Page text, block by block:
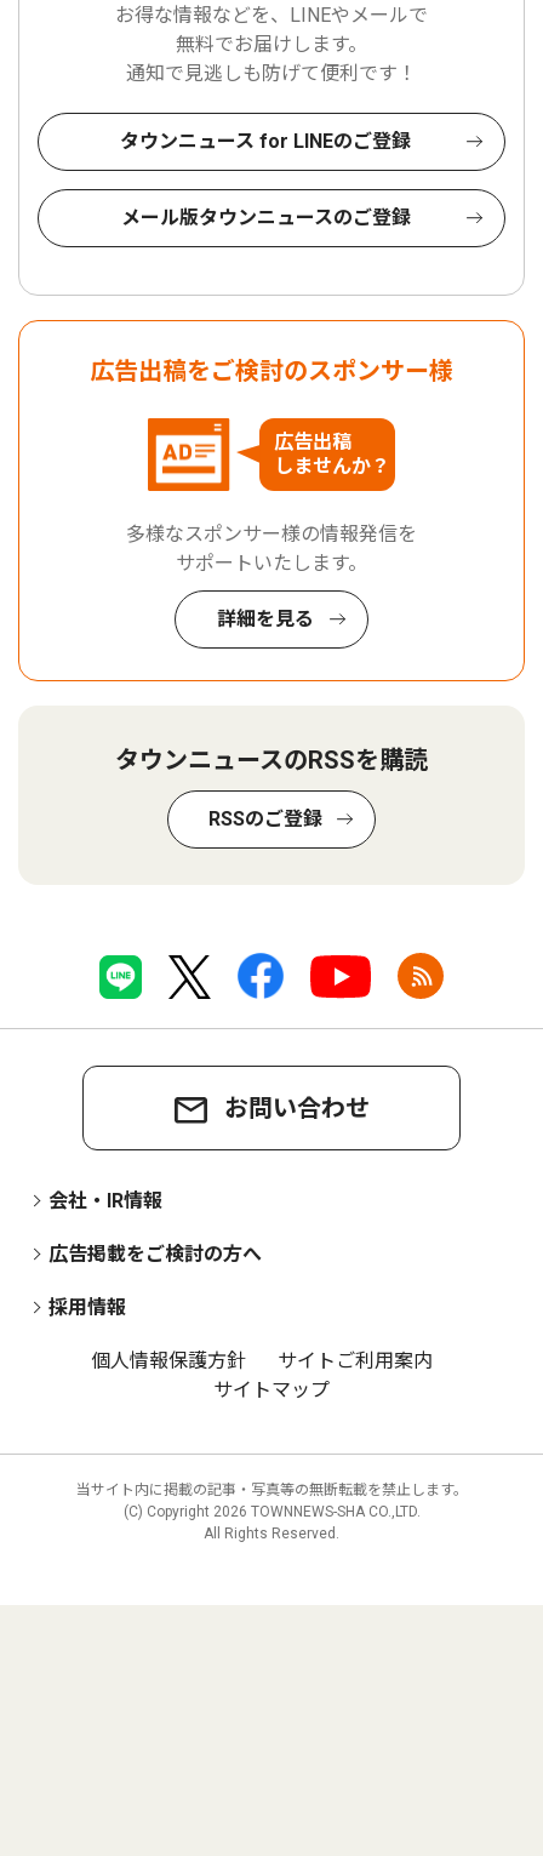
お得な情報などを、LINEやメールで
無料でお届けします。
通知で見逃しも防げて便利です！
タウンニュース for LINEのご登録
メール版タウンニュースのご登録
広告出稿をご検討のスポンサー様
広告出稿
しませんか？
多様なスポンサー様の情報発信を
サポートいたします。
詳細を見る
タウンニュースのRSSを購読
RSSのご登録
お問い合わせ
会社・IR情報
広告掲載をご検討の方へ
採用情報
個人情報保護方針
サイトご利用案内
サイトマップ
当サイト内に掲載の記事・写真等の無断転載を禁止します。
(C) Copyright 2026 TOWNNEWS-SHA CO.,LTD.
All Rights Reserved.